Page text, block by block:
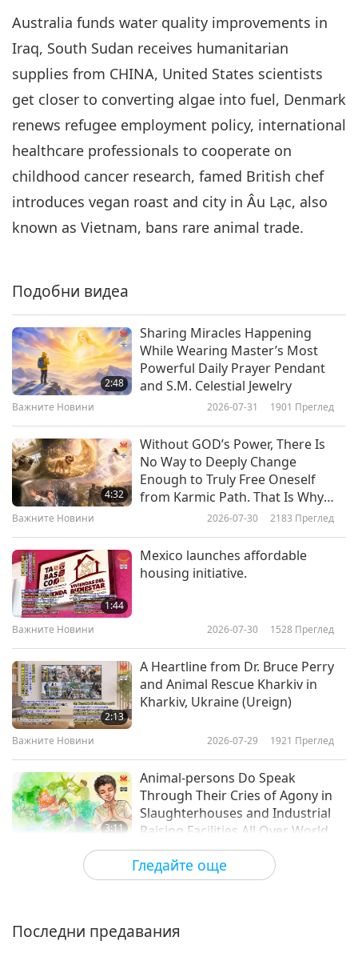
2019-05-04
5
29:32
Важните Новини
Важните Новини 2019-05-05 4964
27:07
Важните Новини
7
30:20
Важните Новини 2019-05-07 5332Преглед
8
27:03
Важните Новини
Важните Новини 2019-05-08 4914Преглед
9
42:11
Важните Новини
Важните Новини
10
30:34
Важните Новини
Важните Новини 2019-05-10 4963
11
28:11
Важните Новини
Важните Новини 2019-05-11 5644Преглед
Важните Новини
Важните Новини
Australia funds water quality improvements in
Iraq, South Sudan receives humanitarian
supplies from CHINA, United States scientists
get closer to converting algae into fuel, Denmark
renews refugee employment policy, international
healthcare professionals to cooperate on
childhood cancer research, famed British chef
introduces vegan roast and city in Âu Lạc, also
known as Vietnam, bans rare animal trade.
Гледайте още
Подобни видеа
2:48
Sharing Miracles Happening
While Wearing Master’s Most
Powerful Daily Prayer Pendant
and S.M. Celestial Jewelry
Важните Новини 2026-07-31 1901 Преглед
4:32
Without GOD’s Power, There Is
No Way to Deeply Change
Enough to Truly Free Oneself
from Karmic Path. That Is Why
Following Five Precepts and
Absolutely Essential, Especially on
Planet Like Ours, Which Has So
Much Negative Karma
Важните Новини 2026-07-30 2183 Преглед
1:44
Mexico launches affordable
housing initiative.
Важните Новини 2026-07-30 1528 Преглед
2:13
A Heartline from Dr. Bruce Perry
and Animal Rescue Kharkiv in
Kharkiv, Ukraine (Ureign)
Важните Новини 2026-07-29 1921 Преглед
3:11
Animal-persons Do Speak
Through Their Cries of Agony in
Slaughterhouses and Industrial
Raising Facilities All Over World. It
Is That Humans Generally Don’t
See These Images or Turn Blind
Eye to Them
Важните Новини 2026-07-28 2013
4:40
Throughout Country Is Carried
Out
Последни предавания